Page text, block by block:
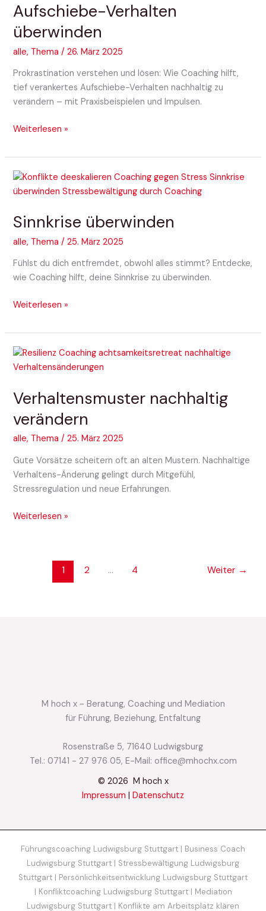
Aufschiebe-Verhalten
überwinden
alle, Thema /26. März 2025
Prokrastination verstehen und lösen: Wie Coaching hilft,
tief verankertes Aufschiebe-Verhalten nachhaltig zu
verändern – mit Praxisbeispielen und Impulsen.
überwinden
Weiterlesen »
Sinnkrise überwinden
alle, Thema /25. März 2025
Fühlst du dich entfremdet, obwohl alles stimmt? Entdecke,
wie Coaching hilft, deine Sinnkrise zu überwinden.
Sinnkrise
überwinden
Weiterlesen »
Verhaltensmuster nachhaltig
verändern
alle, Thema /25. März 2025
Gute Vorsätze scheitern oft an alten Mustern. Nachhaltige
Verhaltens-Änderung gelingt durch Mitgefühl,
Stressregulation und neue Erfahrungen.
Verhaltensmuster
nachhaltig
Weiterlesen »
1 2 … 4 Weiter →
M hoch x - Beratung, Coaching und Mediation
für Führung, Beziehung, Entfaltung
Rosenstraße 5, 71640 Ludwigsburg​
Tel.: 07141 - 27 976 05, E-Mail: office@mhochx.com
© 2026 M hoch x
Impressum | Datenschutz
Führungscoaching Ludwigsburg Stuttgart | Business Coach
Ludwigsburg Stuttgart | Stressbewältigung Ludwigsburg
Stuttgart | Persönlichkeitsentwicklung Ludwigsburg Stuttgart
| Konfliktcoaching Ludwigsburg Stuttgart| Mediation
Ludwigsburg Stuttgart | Konflikte am Arbeitsplatz klären